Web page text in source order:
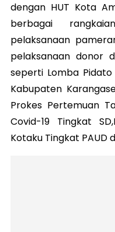
dengan HUT Kota
berbagai
pelaksanaan
pelaksanaan donor
seperti Lomba
Kabupaten
Prokes Pertemuan
Covid-19 Tingkat
Kotaku Tingkat PAUD